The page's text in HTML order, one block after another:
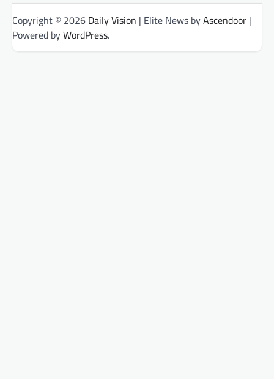
Copyright © 2026 Daily Vision | Elite News byAscendoor |
Powered byWordPress.